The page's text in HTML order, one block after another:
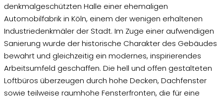
denkmalgeschützten Halle einer ehemaligen
Automobilfabrik in Köln, einem der wenigen erhaltenen
Industriedenkmäler der Stadt. Im Zuge einer aufwendigen
Sanierung wurde der historische Charakter des Gebäudes
bewahrt und gleichzeitig ein modernes, inspirierendes
Arbeitsumfeld geschaffen. Die hell und offen gestalteten
Loftbüros überzeugen durch hohe Decken, Dachfenster
sowie teilweise raumhohe Fensterfronten, die für eine